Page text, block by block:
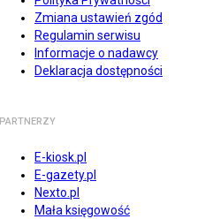
Zmiana ustawień zgód
Regulamin serwisu
Informacje o nadawcy
Deklaracja dostępności
PARTNERZY
E-kiosk.pl
E-gazety.pl
Nexto.pl
Mała księgowość